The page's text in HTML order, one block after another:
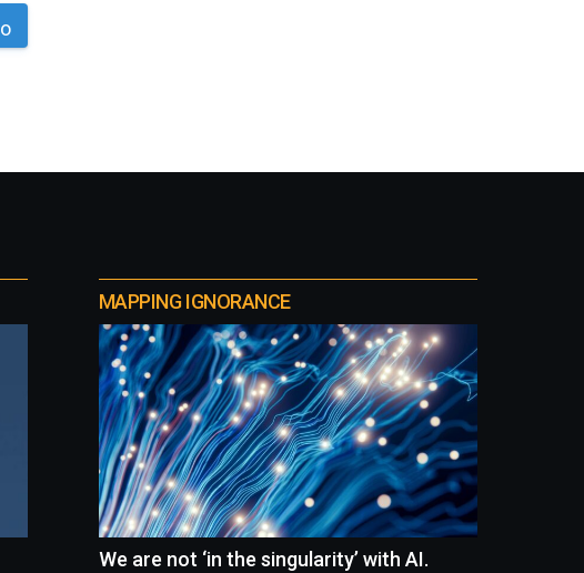
MAPPING IGNORANCE
We are not ‘in the singularity’ with AI.